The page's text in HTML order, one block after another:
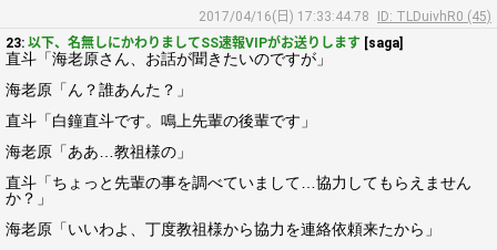
2017/04/16(日) 17:33:44.78
ID: TLDuivhR0 (45)
23: 以下、名無しにかわりましてSS速報VIPがお送りします [saga]
直斗「海老原さん、お話が聞きたいのですが」
海老原「ん？誰あんた？」
直斗「白鐘直斗です。鳴上先輩の後輩です」
海老原「ああ…教祖様の」
直斗「ちょっと先輩の事を調べていまして…協力してもらえません
か？」
海老原「いいわよ、丁度教祖様から協力を連絡依頼来たから」